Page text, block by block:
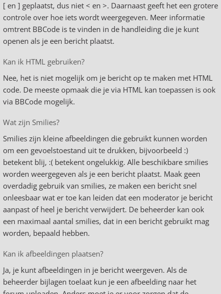
[ en ] geplaatst, dus niet < en >. Daarnaast geeft het een grotere
controle over hoe iets wordt weergegeven. Meer informatie
omtrent BBCode is te vinden in de handleiding die je kunt
openen als je een bericht plaatst.
Kan ik HTML gebruiken?
Nee, het is niet mogelijk om je bericht op te maken met HTML
code. De meeste opmaak die je via HTML kan toepassen is ook
via BBCode mogelijk.
Wat zijn Smilies?
Smilies zijn kleine afbeeldingen die gebruikt kunnen worden
om een gevoelstoestand uit te drukken, bijvoorbeeld :)
betekent blij, :( betekent ongelukkig. Alle beschikbare smilies
worden weergegeven als je een bericht plaatst. Maak geen
overdadig gebruik van smilies, ze maken een bericht snel
onleesbaar wat er toe kan leiden dat een moderator je bericht
aanpast of heel je bericht verwijdert. De beheerder kan ook
een maximaal aantal smilies, dat in een bericht gebruikt mag
worden, bepaald hebben.
Kan ik afbeeldingen plaatsen?
Ja, je kunt afbeeldingen in je bericht weergeven. Als de
beheerder bijlagen toelaat kun je een afbeelding naar het